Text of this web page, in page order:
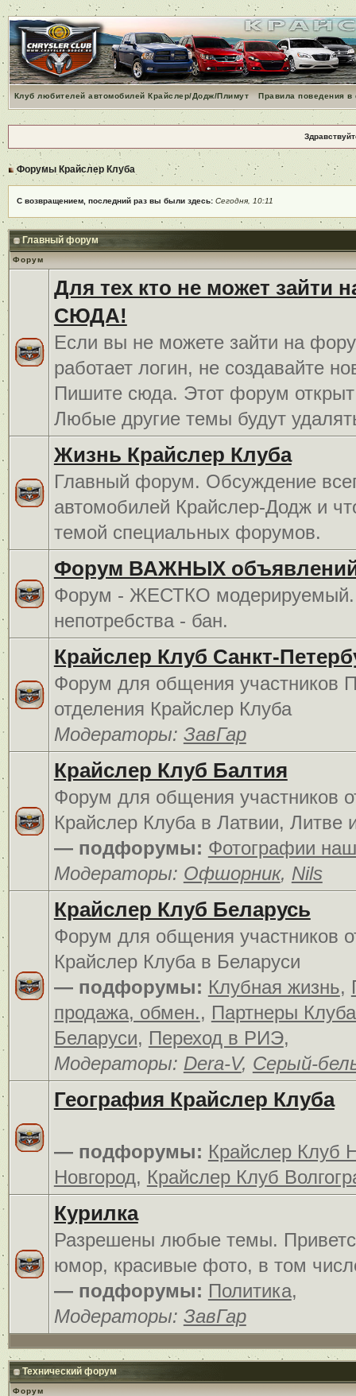
Клуб любителей автомобилей Крайслер/Додж/Плимут Правила поведения
Форумы Крайслер Клуба
С возвращением, последний раз вы были здесь: Сегодня, 10:11
Главный форум
Форум
Для тех кто не может зайти
СЮДА!
Если вы не можете зайти на
работает логин, не создавайте
Пишите сюда. Этот форум открыт
Любые другие темы будут
Жизнь Крайслер Клуба
Главный форум. Обсуждение
автомобилей Крайслер-Додж и
темой специальных форумов.
Форум ВАЖНЫХ
Форум - ЖЕСТКО
непотребства - бан.
Крайслер Клуб Санкт-
Форум для общения участников
отделения Крайслер Клуба
Модераторы: ЗавГар
Крайслер Клуб Балтия
Форум для общения участников
Крайслер Клуба в Латвии, Литве
— подфорумы: Фотографии
Модераторы: Офшорник, Nils
Крайслер Клуб Беларусь
Форум для общения участников
Крайслер Клуба в Беларуси
— подфорумы: Клубная жизнь,
продажа, обмен., Партнеры
Беларуси, Переход в РИЭ,
Модераторы: Dera-V, Серый-
География Крайслер Клуба
— подфорумы: Крайслер Клуб
Новгород, Крайслер Клуб
Курилка
Разрешены любые темы.
юмор, красивые фото, в том
— подфорумы: Политика,
Модераторы: ЗавГар
Технический форум
Форум